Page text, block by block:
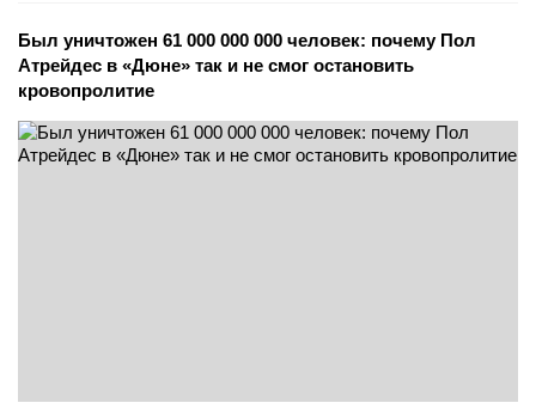
Был уничтожен 61 000 000 000 человек: почему Пол
Атрейдес в «Дюне» так и не смог остановить
кровопролитие